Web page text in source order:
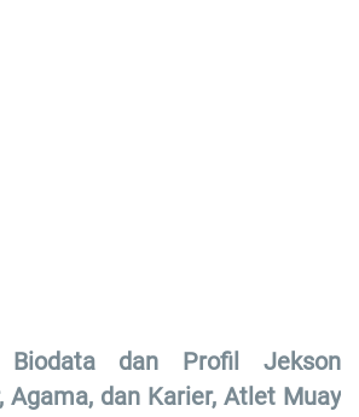
Biodata dan Profil Jekson
Agama, dan Karier, Atlet Muay